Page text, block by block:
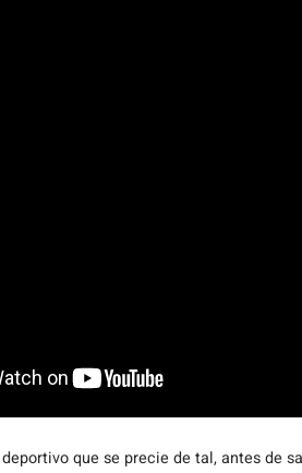
que se precie de tal, antes de